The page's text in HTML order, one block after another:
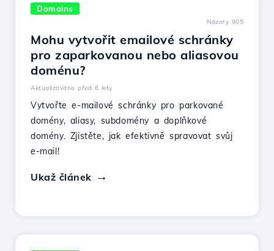
Domains
Názory 905
Mohu vytvořit emailové schránky
pro zaparkovanou nebo aliasovou
doménu?
Aktualizováno před 6 lety
Vytvořte e-mailové schránky pro parkované
domény, aliasy, subdomény a doplňkové
domény. Zjistěte, jak efektivně spravovat svůj
e-mail!
Ukaž článek